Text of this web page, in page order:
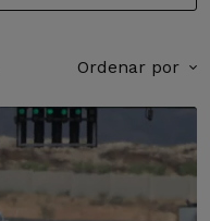
Ordenar por